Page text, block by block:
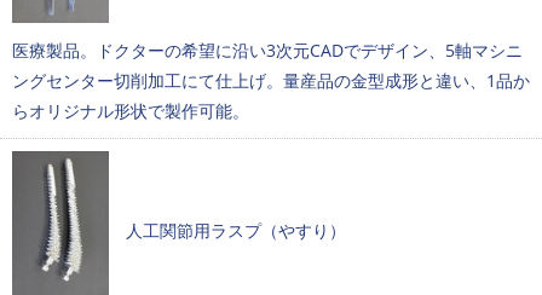
医療製品。ドクターの希望に沿い3次元CADでデザイン、5軸マシニ
ングセンター切削加工にて仕上げ。量産品の金型成形と違い、1品か
らオリジナル形状で製作可能。
人工関節用ラスプ（やすり）